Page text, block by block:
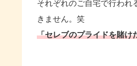
それぞれのご自宅で行われ
きません。笑
「セレブのプライドを賭け